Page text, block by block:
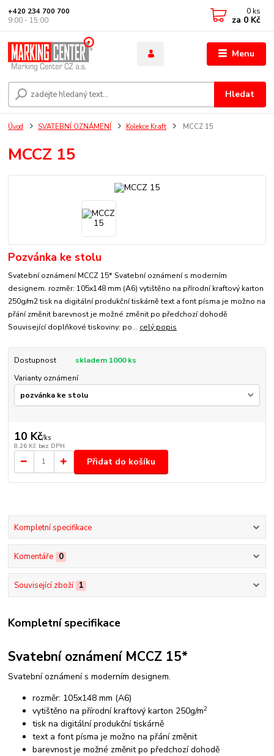
Menu
Hledat
+420 234 700 700
9:00 - 15:00
0 ks
za 0 Kč
Úvod SVATEBNÍ OZNÁMENÍ Kolekce Kraft MCCZ 15
MCCZ 15
Pozvánka ke stolu
Svatební oznámení MCCZ 15* Svatební oznámení s moderním
designem. rozměr: 105x148 mm (A6) vytištěno na přírodní kraftový karton
250g/m2 tisk na digitální produkční tiskárně text a font písma je možno na
přání změnit barevnost je možné změnit po předchozí dohodě
Související doplňkové tiskoviny: po... celý popis
Dostupnost
skladem 1000 ks
Varianty oznámení
10 Kč/ks
8,26 Kč bez DPH
Přidat do košíku
Kompletní specifikace
Komentáře 0
Související zboží 1
Kompletní specifikace
Svatební oznámení MCCZ 15*
Svatební oznámení s moderním designem.
rozměr: 105x148 mm (A6)
vytištěno na přírodní kraftový karton 250g/m2
tisk na digitální produkční tiskárně
text a font písma je možno na přání změnit
barevnost je možné změnit po předchozí dohodě